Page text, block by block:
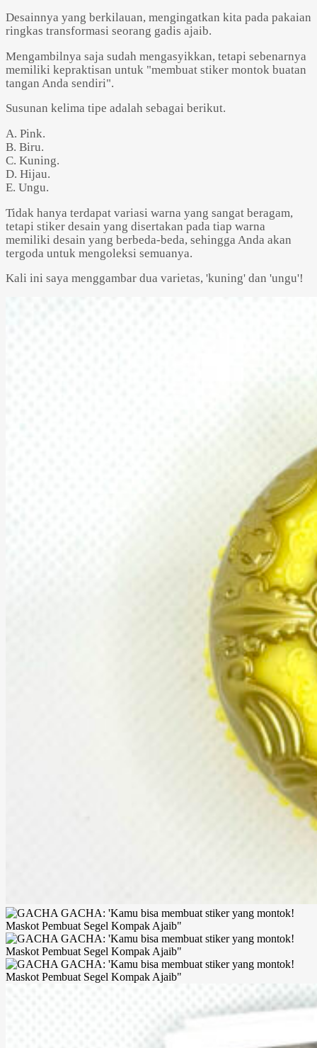
Desainnya yang berkilauan, mengingatkan kita pada pakaian
ringkas transformasi seorang gadis ajaib.
Mengambilnya saja sudah mengasyikkan, tetapi sebenarnya
memiliki kepraktisan untuk "membuat stiker montok buatan
tangan Anda sendiri".
Susunan kelima tipe adalah sebagai berikut.
A. Pink.
B. Biru.
C. Kuning.
D. Hijau.
E. Ungu.
Tidak hanya terdapat variasi warna yang sangat beragam,
tetapi stiker desain yang disertakan pada tiap warna
memiliki desain yang berbeda-beda, sehingga Anda akan
tergoda untuk mengoleksi semuanya.
Kali ini saya menggambar dua varietas, 'kuning' dan 'ungu'!